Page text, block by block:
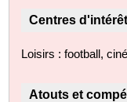
Centres
Loisirs : football,
Atouts et